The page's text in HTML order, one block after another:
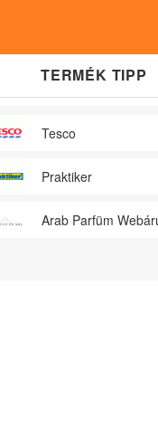
TERMÉK TIPP
Tesco
Praktiker
Arab Parfüm